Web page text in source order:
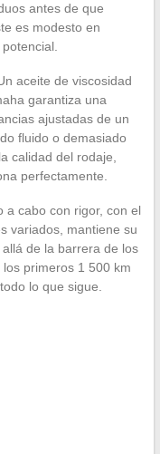
antes de que
es modesto en
aceite de viscosidad
garantiza una
ajustadas de un
fluido o demasiado
calidad del rodaje,
perfectamente.
a cabo con rigor, con el
variados, mantiene su
de la barrera de los
primeros 1 500 km
lo que sigue.